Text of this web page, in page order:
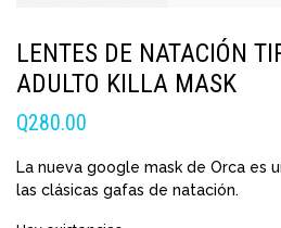
LENTES DE NATACIÓN
ADULTO KILLA MASK
Q280.00
La nueva google mask de Orca es
las clásicas gafas de natación.